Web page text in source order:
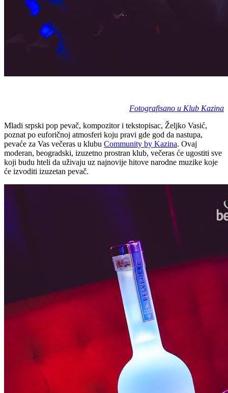
Fotografisano u Klub Kazina
Mladi srpski pop pevač, kompozitor i tekstopisac, Željko Vasić,
poznat po euforičnoj atmosferi koju pravi gde god da nastupa,
pevaće za Vas večeras u klubu Community by Kazina. Ovaj
moderan, beogradski, izuzetno prostran klub, večeras će ugostiti sve
koji budu hteli da uživaju uz najnovije hitove narodne muzike koje
će izvoditi izuzetan pevač.